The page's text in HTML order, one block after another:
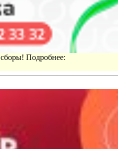
сборы! Подробнее: